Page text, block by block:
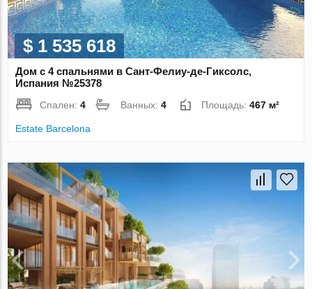
$ 1 535 618
Дом с 4 спальнями в Сант-Фелиу-де-Гиксолс,
Испания №25378
Спален:4 Ванных:4 Площадь:467 м²
Estate Barcelona